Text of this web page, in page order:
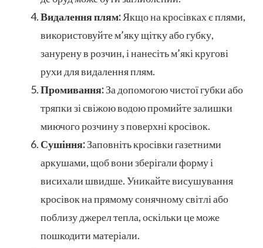
Видалення плям:Якщо на кросівках є плями,
використовуйте м’яку щітку або губку,
занурену в розчин, і нанесіть м’які кругові
рухи для видалення плям.
Промивання:За допомогою чистої губки або
тряпки зі свіжою водою промийте залишки
миючого розчину з поверхні кросівок.
Сушіння:Заповніть кросівки газетними
аркушами, щоб вони зберігали форму і
висихали швидше. Уникайте висушування
кросівок на прямому сонячному світлі або
поблизу джерел тепла, оскільки це може
пошкодити матеріали.